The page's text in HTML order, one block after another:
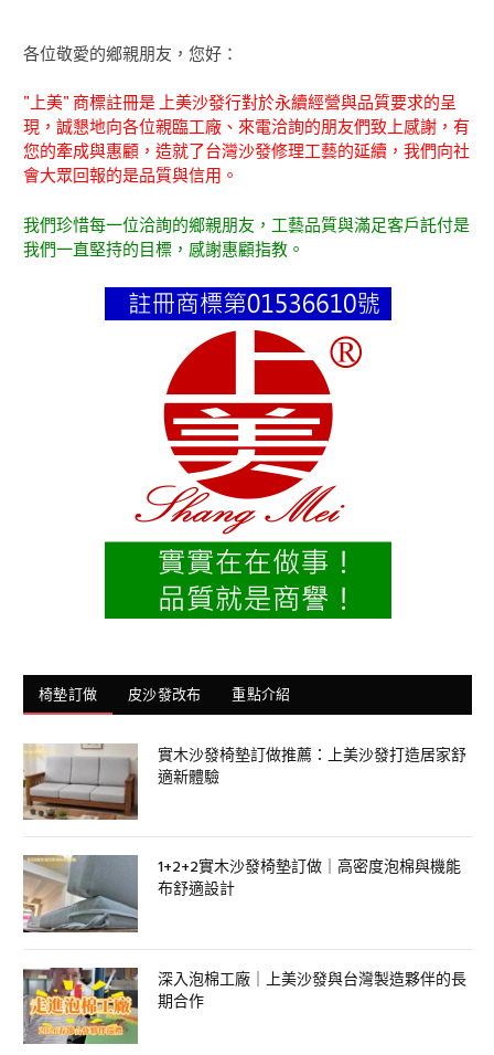
各位敬愛的鄉親朋友，您好：
"上美" 商標註冊是 上美沙發行對於永續經營與品質要求的呈
現，誠懇地向各位親臨工廠、來電洽詢的朋友們致上感謝，有
您的牽成與惠顧，造就了台灣沙發修理工藝的延續，我們向社
會大眾回報的是品質與信用。
我們珍惜每一位洽詢的鄉親朋友，工藝品質與滿足客戶託付是
我們一直堅持的目標，感謝惠顧指教。
椅墊訂做 皮沙發改布 重點介紹
實木沙發椅墊訂做推薦：上美沙發打造居家舒
適新體驗
1+2+2實木沙發椅墊訂做｜高密度泡棉與機能
布舒適設計
深入泡棉工廠｜上美沙發與台灣製造夥伴的長
期合作